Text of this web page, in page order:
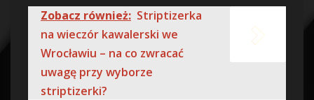
Zobacz również: Striptizerka
na wieczór kawalerski we
Wrocławiu – na co zwracać
uwagę przy wyborze
striptizerki?